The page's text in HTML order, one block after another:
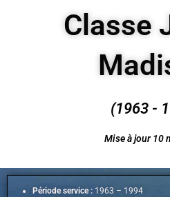
Classe
(1963 -
Mise à jour 10
Période service : 1963 – 1994